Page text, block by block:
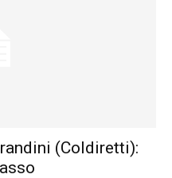
(Coldiretti):